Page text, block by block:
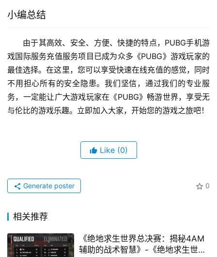
小编总结
由于其高效、安全、方便、快捷的特点，PUBG手机游
戏国际服务充值服务项目已成为众多《PUBG》游戏玩家的
最佳选择。在这里，您可以享受快速在线充值的感觉，同时
不用担心所有的安全隐患。我们坚信，通过我们的专业服
务，一定能让广大游戏玩家在《PUBG》畅游世界，享受无
与伦比的游戏乐趣。立即加入大家，开始您的游戏之旅吧！
Like (0)
0
Generate poster
相关推荐
《绝地求生世界总决赛：揭秘4AM
辅助的战术智慧》-《绝地求生世界